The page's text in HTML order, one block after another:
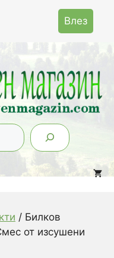
Влез
/ Билков
от изсушени